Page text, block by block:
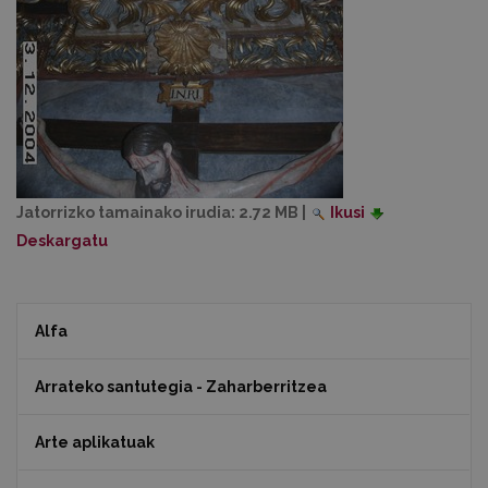
Jatorrizko tamainako irudia: 2.72 MB
Ikusi
Deskargatu
Alfa
Arrateko santutegia - Zaharberritzea
Arte aplikatuak